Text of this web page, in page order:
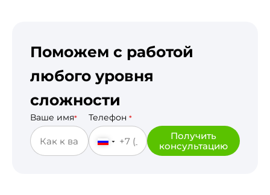
Поможем с работой
любого уровня
сложности
Ваше имя* Телефон *
Получить
консультацию